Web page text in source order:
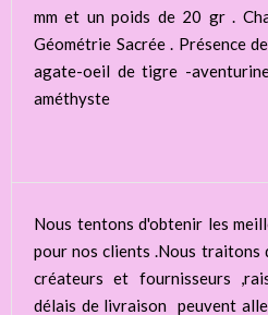
mm et un poids de 20 gr .
Géométrie Sacrée . Présence
agate-oeil de tigre -
améthyste
Nous tentons d'obtenir les
pour nos clients .Nous traitons
créateurs et fournisseurs
délais de livraison peuvent